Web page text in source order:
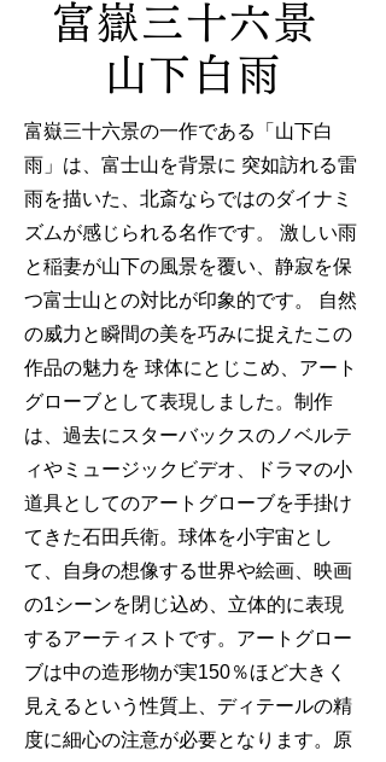
富嶽三十六景
山下白雨
富嶽三十六景の一作である「山下白
雨」は、富士山を背景に 突如訪れる雷
雨を描いた、北斎ならではのダイナミ
ズムが感じられる名作です。 激しい雨
と稲妻が山下の風景を覆い、静寂を保
つ富士山との対比が印象的です。 自然
の威力と瞬間の美を巧みに捉えたこの
作品の魅⼒を 球体にとじこめ、アート
グローブとして表現しました。制作
は、過去にスターバックスのノベルテ
ィやミュージックビデオ、ドラマの小
道具としてのアートグローブを手掛け
てきた石田兵衛。球体を小宇宙とし
て、自身の想像する世界や絵画、映画
の1シーンを閉じ込め、立体的に表現
するアーティストです。アートグロー
ブは中の造形物が実150％ほど大きく
見えるという性質上、ディテールの精
度に細心の注意が必要となります。原